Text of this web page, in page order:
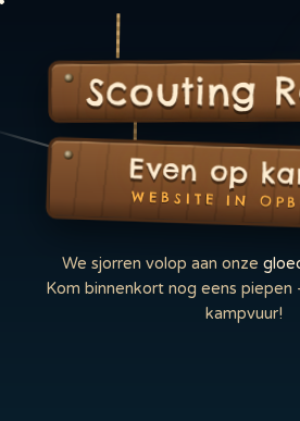
Scouting
Even op
WEBSITE IN
We sjorren volop aan onze
Kom binnenkort nog eens
kampvuur!